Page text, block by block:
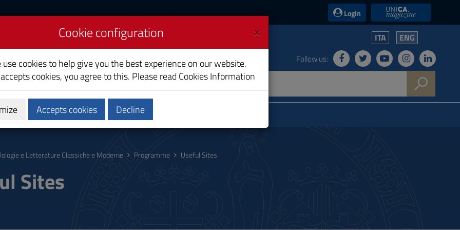
Login UniCA News
Philology and ITA ENG
Follow us:
Calendars and Timetable
e Letterature Classiche e Moderne Programme Useful Sites
Sites
×
Cookie configuration
use cookies to help give you the best experience on our website.
cookies, you agree to this. Please read Cookies Information
Accepts cookies Decline